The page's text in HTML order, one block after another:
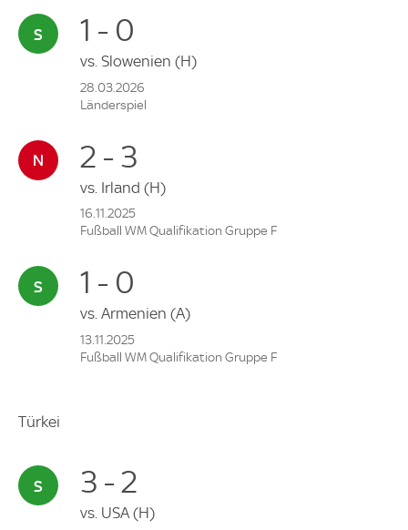
1 - 0
vs. Slowenien (H)
28.03.2026
Länderspiel
2 - 3
vs. Irland (H)
16.11.2025
Fußball WM Qualifikation Gruppe F
1 - 0
vs. Armenien (A)
13.11.2025
Fußball WM Qualifikation Gruppe F
Türkei
3 - 2
vs. USA (H)